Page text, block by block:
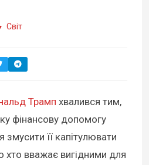
Світ
Трамп хвалився тим,
фінансову допомогу
змусити її капітулювати
хто вважає вигідними для